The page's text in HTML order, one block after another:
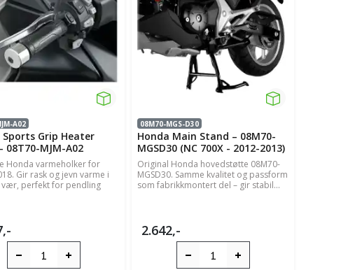
A02
Sports Grip Heater
08T70-MJM-A02
Honda varmeholker for
Gir rask og jevn varme i
vær, perfekt for pendling
08M70-MGS-D30
Honda Main Stand – 08M70-
MGSD30 (NC 700X - 2012-2013)
Original Honda hovedstøtte 08M70-
MGSD30. Samme kvalitet og passform
som fabrikkmontert del – gir stabil...
2.642,-